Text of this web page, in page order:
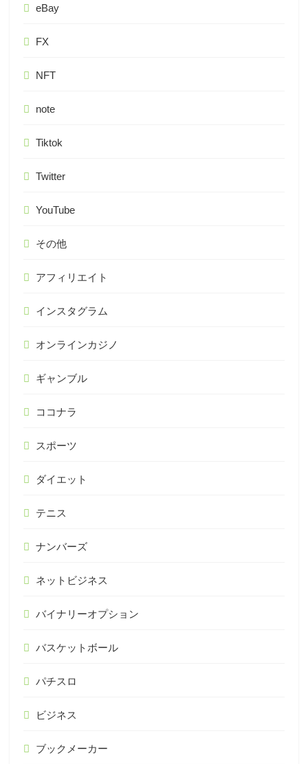
eBay
FX
NFT
note
Tiktok
Twitter
YouTube
その他
アフィリエイト
インスタグラム
オンラインカジノ
ギャンブル
ココナラ
スポーツ
ダイエット
テニス
ナンバーズ
ネットビジネス
バイナリーオプション
バスケットボール
パチスロ
ビジネス
ブックメーカー